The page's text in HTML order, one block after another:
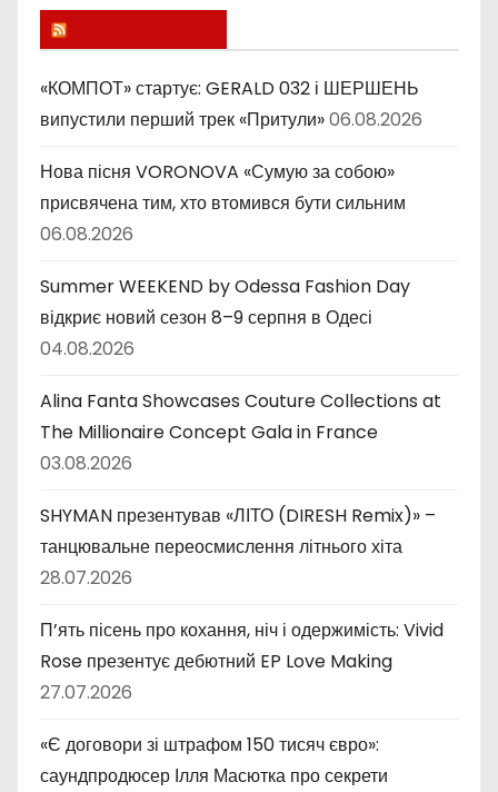
к
и
«КОМПОТ» стартує: GERALD 032 і ШЕРШЕНЬ
випустили перший трек «Притули»06.08.2026
Нова пісня VORONOVA «Сумую за собою»
присвячена тим, хто втомився бути сильним
06.08.2026
Summer WEEKEND by Odessa Fashion Day
відкриє новий сезон 8–9 серпня в Одесі
04.08.2026
Alina Fanta Showcases Couture Collections at
The Millionaire Concept Gala in France
03.08.2026
SHYMAN презентував «ЛІТО (DIRESH Remix)» –
танцювальне переосмислення літнього хіта
28.07.2026
П’ять пісень про кохання, ніч і одержимість: Vivid
Rose презентує дебютний EP Love Making
27.07.2026
«Є договори зі штрафом 150 тисяч євро»:
саундпродюсер Ілля Масютка про секрети